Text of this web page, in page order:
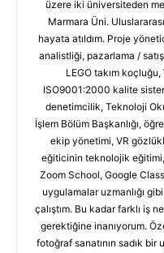
üzere iki üniversiteden
Marmara Üni.
hayata atıldım. Proje
analistliği, pazarlama /
LEGO takım koçluğu,
ISO9001:2000 kalite
denetimcilik, Teknoloji
İşlem Bölüm Başkanlığı,
ekip yönetimi, VR
eğiticinin teknolojik
Zoom School, Google
uygulamalar uzmanlığı
çalıştım. Bu kadar farklı iş
gerektiğine inanıyorum.
fotoğraf sanatının sadık bir